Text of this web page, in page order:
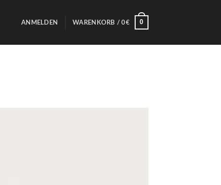
ANMELDEN WARENKORB /0€ 0